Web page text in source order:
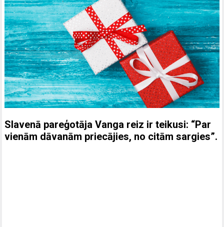
Slavenā pareģotāja Vanga reiz ir teikusi: “Par
vienām dāvanām priecājies, no citām sargies”.